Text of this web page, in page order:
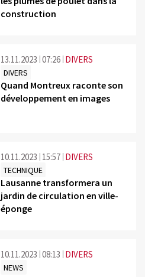
construction
13.11.2023 07:26 DIVERS
DIVERS
Quand Montreux raconte son
développement en images
10.11.2023 15:57 DIVERS
TECHNIQUE
Lausanne transformera un
jardin de circulation en ville-
éponge
10.11.2023 08:13 DIVERS
NEWS